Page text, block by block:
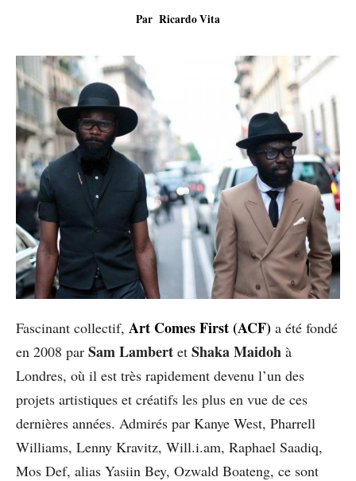
Par Ricardo Vita
Fascinant collectif, Art Comes First (ACF) a été fondé
en 2008 par Sam Lambert et Shaka Maidoh à
Londres, où il est très rapidement devenu l’un des
projets artistiques et créatifs les plus en vue de ces
dernières années. Admirés par Kanye West, Pharrell
Williams, Lenny Kravitz, Will.i.am, Raphael Saadiq,
Mos Def, alias Yasiin Bey, Ozwald Boateng, ce sont